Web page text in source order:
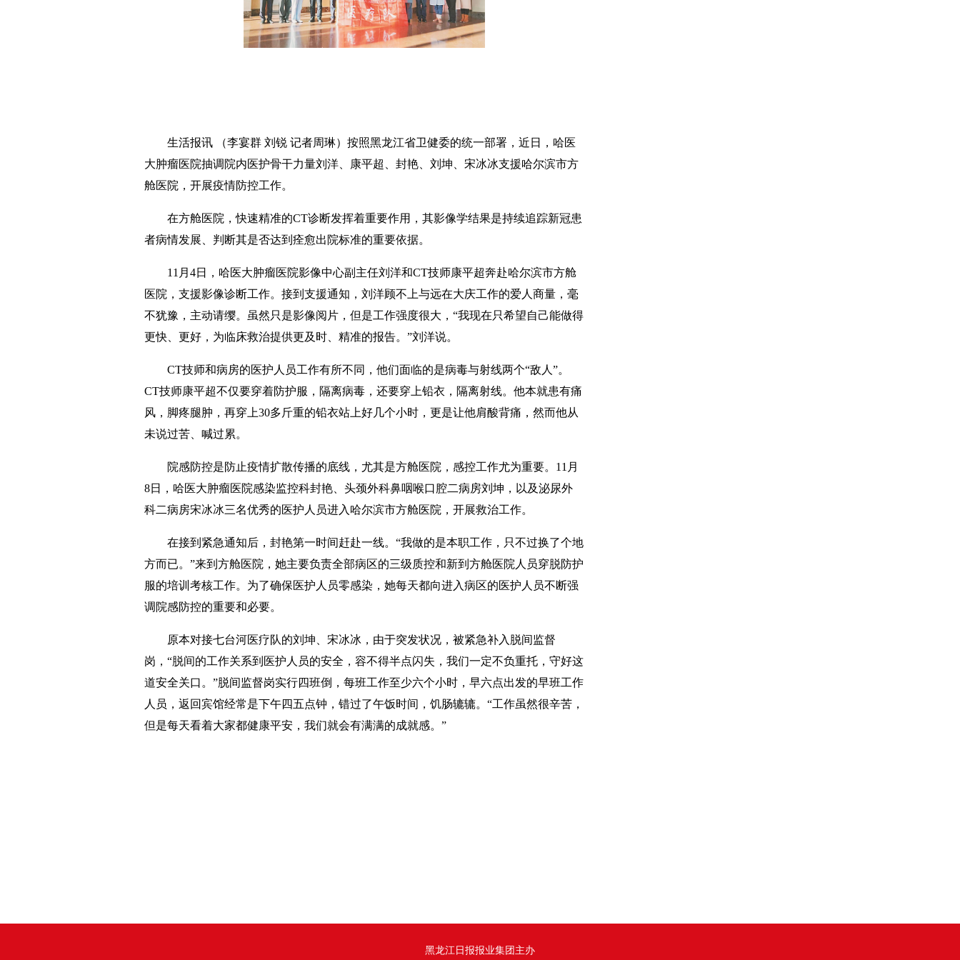
生活报讯 （李宴群 刘锐 记者周琳）按照黑龙江省卫健委的统一部署，近日，哈医
大肿瘤医院抽调院内医护骨干力量刘洋、康平超、封艳、刘坤、宋冰冰支援哈尔滨市方
舱医院，开展疫情防控工作。
在方舱医院，快速精准的CT诊断发挥着重要作用，其影像学结果是持续追踪新冠患
者病情发展、判断其是否达到痊愈出院标准的重要依据。
11月4日，哈医大肿瘤医院影像中心副主任刘洋和CT技师康平超奔赴哈尔滨市方舱
医院，支援影像诊断工作。接到支援通知，刘洋顾不上与远在大庆工作的爱人商量，毫
不犹豫，主动请缨。虽然只是影像阅片，但是工作强度很大，“我现在只希望自己能做得
更快、更好，为临床救治提供更及时、精准的报告。”刘洋说。
CT技师和病房的医护人员工作有所不同，他们面临的是病毒与射线两个“敌人”。
CT技师康平超不仅要穿着防护服，隔离病毒，还要穿上铅衣，隔离射线。他本就患有痛
风，脚疼腿肿，再穿上30多斤重的铅衣站上好几个小时，更是让他肩酸背痛，然而他从
未说过苦、喊过累。
院感防控是防止疫情扩散传播的底线，尤其是方舱医院，感控工作尤为重要。11月
8日，哈医大肿瘤医院感染监控科封艳、头颈外科鼻咽喉口腔二病房刘坤，以及泌尿外
科二病房宋冰冰三名优秀的医护人员进入哈尔滨市方舱医院，开展救治工作。
在接到紧急通知后，封艳第一时间赶赴一线。“我做的是本职工作，只不过换了个地
方而已。”来到方舱医院，她主要负责全部病区的三级质控和新到方舱医院人员穿脱防护
服的培训考核工作。为了确保医护人员零感染，她每天都向进入病区的医护人员不断强
调院感防控的重要和必要。
原本对接七台河医疗队的刘坤、宋冰冰，由于突发状况，被紧急补入脱间监督
岗，“脱间的工作关系到医护人员的安全，容不得半点闪失，我们一定不负重托，守好这
道安全关口。”脱间监督岗实行四班倒，每班工作至少六个小时，早六点出发的早班工作
人员，返回宾馆经常是下午四五点钟，错过了午饭时间，饥肠辘辘。“工作虽然很辛苦，
但是每天看着大家都健康平安，我们就会有满满的成就感。”
黑龙江日报报业集团主办